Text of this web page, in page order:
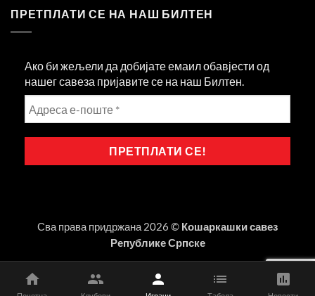
ПРЕТПЛАТИ СЕ НА НАШ БИЛТЕН
Ако би жељели да добијате емаил обавјести од
нашег савеза пријавите се на наш Билтен.
Сва права придржана 2026 © Кошаркашки савез
Републике Српске